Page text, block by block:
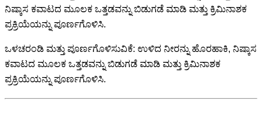
ನಿಷ್ಕಾಸ ಕವಾಟದ ಮೂಲಕ ಒತ್ತಡವನ್ನು ಬಿಡುಗಡೆ ಮಾಡಿ ಮತ್ತು ಕ್ರಿಮಿನಾಶಕ
ಪ್ರಕ್ರಿಯೆಯನ್ನು ಪೂರ್ಣಗೊಳಿಸಿ.
ಒಳಚರಂಡಿ ಮತ್ತು ಪೂರ್ಣಗೊಳಿಸುವಿಕೆ: ಉಳಿದ ನೀರನ್ನು ಹೊರಹಾಕಿ, ನಿಷ್ಕಾಸ
ಕವಾಟದ ಮೂಲಕ ಒತ್ತಡವನ್ನು ಬಿಡುಗಡೆ ಮಾಡಿ ಮತ್ತು ಕ್ರಿಮಿನಾಶಕ
ಪ್ರಕ್ರಿಯೆಯನ್ನು ಪೂರ್ಣಗೊಳಿಸಿ.